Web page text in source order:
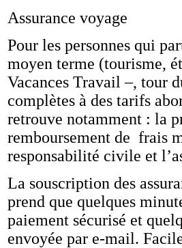
Assurance voyage
Pour les personnes qui
moyen terme (tourisme,
Vacances Travail –, tour
complètes à des tarifs
retrouve notamment : la
remboursement de frais
responsabilité civile et
La souscription des
prend que quelques
paiement sécurisé et
envoyée par e-mail.